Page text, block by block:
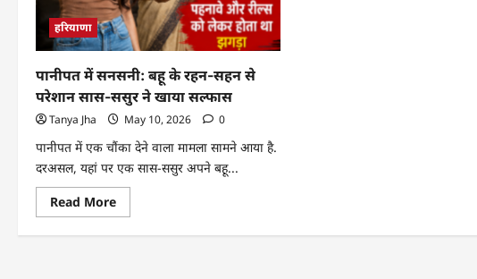
हरियाणा
पानीपत में सनसनी: बहू के रहन-सहन से
परेशान सास-ससुर ने खाया सल्फास
Tanya Jha May 10, 2026 0
पानीपत में एक चौंका देने वाला मामला सामने आया है.
दरअसल, यहां पर एक सास-ससुर अपने बहू...
Read More